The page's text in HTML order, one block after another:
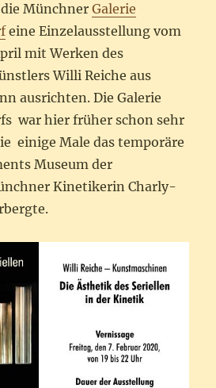
MünchnerGalerie
eine Einzelausstellung vom
mit Werken des
Willi Reiche aus
ausrichten. Die Galerie
war hier früher schon sehr
einige Male das temporäre
Museum der
Kinetikerin Charly-